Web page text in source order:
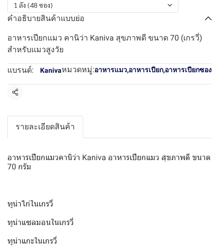
1 ลัง (48 ซอง)
คำอธิบายสินค้าแบบย่อ
อาหารเปียกแมว คานิว่า Kaniva สุขภาพดี ขนาด 70 (เกรวี่)
สำหรับแมวสูงวัย
แบรนด์: Kanivaหมวดหมู่:อาหารแมว,อาหารเปียก,อาหารเปียกซอง
แชร์
รายละเอียดสินค้า
อาหารเปียกแมวคานิว่า Kaniva อาหารเปียกแมว สุขภาพดี ขนาด
70 กรัม
ทูน่าไก่ในเกรวี่
ทูน่าแซลมอนในเกรวี่
ทูน่าแกะในเกรวี่